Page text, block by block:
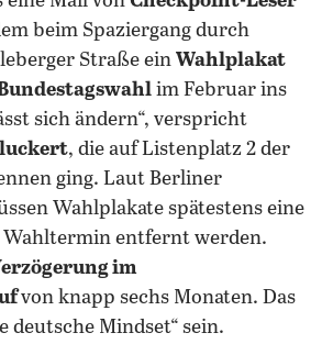
beim Spaziergang durch
Straße ein Wahlplakat
im Februar ins
sich ändern“, verspricht
, die auf Listenplatz 2 der
ging. Laut Berliner
Wahlplakate spätestens eine
Wahltermin entfernt werden.
im
von knapp sechs Monaten. Das
deutsche Mindset“ sein.